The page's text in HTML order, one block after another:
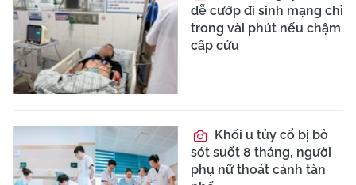
dễ cướp đi sinh mạng chỉ
trong vài phút nếu chậm
cấp cứu
Khối u tủy cổ bị bỏ
sót suốt 8 tháng, người
phụ nữ thoát cảnh tàn